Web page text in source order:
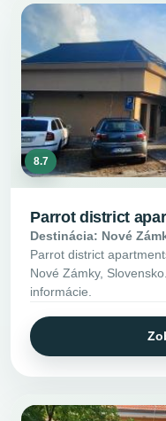
8.7
Parrot district
Destinácia: Nové
Parrot district
Nové Zámky,
informácie.